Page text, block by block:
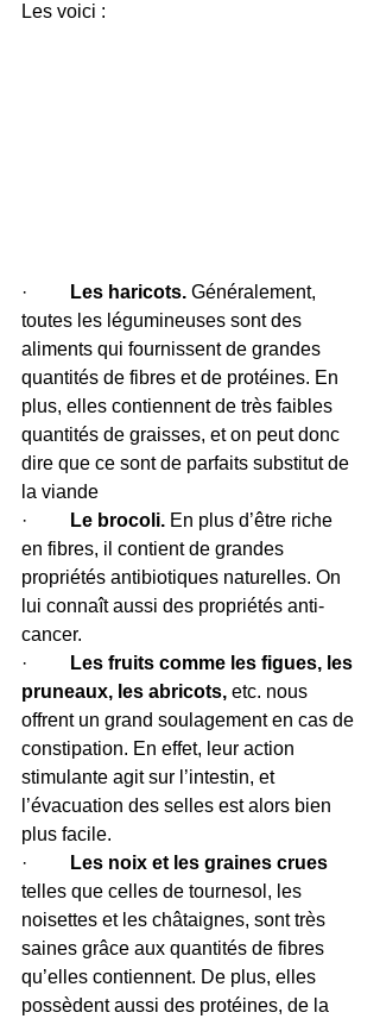
Les voici :
· Les haricots. Généralement,
toutes les légumineuses sont des
aliments qui fournissent de grandes
quantités de fibres et de protéines. En
plus, elles contiennent de très faibles
quantités de graisses, et on peut donc
dire que ce sont de parfaits substitut de
la viande
·
Le brocoli. En plus d’être riche
en fibres, il contient de grandes
propriétés antibiotiques naturelles. On
lui connaît aussi des propriétés anti-
cancer.
·
Les fruits comme les figues, les
pruneaux, les abricots, etc. nous
offrent un grand soulagement en cas de
constipation. En effet, leur action
stimulante agit sur l’intestin, et
l’évacuation des selles est alors bien
plus facile.
·
Les noix et les graines crues
telles que celles de tournesol, les
noisettes et les châtaignes, sont très
saines grâce aux quantités de fibres
qu’elles contiennent. De plus, elles
possèdent aussi des protéines, de la